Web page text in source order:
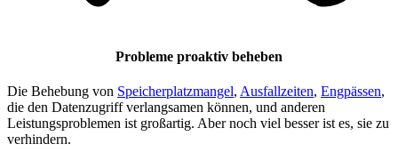
Probleme proaktiv beheben
Die Behebung von Speicherplatzmangel, Ausfallzeiten, Engpässen,
die den Datenzugriff verlangsamen können, und anderen
Leistungsproblemen ist großartig. Aber noch viel besser ist es, sie zu
verhindern.